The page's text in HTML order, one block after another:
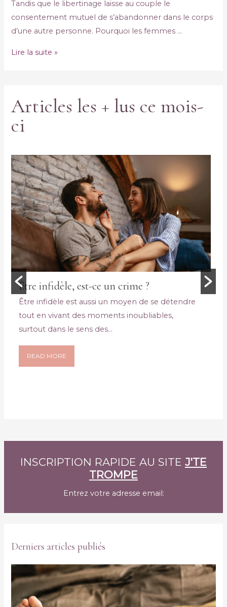
Tandis que le libertinage laisse au couple le
consentement mutuel de s’abandonner dans le corps
d’une autre personne. Pourquoi les femmes …
Lire la suite »
Articles les + lus ce mois-
ci
Être infidèle, est-ce un crime ?
Être infidèle est aussi un moyen de se détendre
tout en vivant des moments inoubliables,
surtout dans le sens des...
READ MORE
INSCRIPTION RAPIDE AU SITE J'TE
TROMPE
Entrez votre adresse email:
Derniers articles publiés